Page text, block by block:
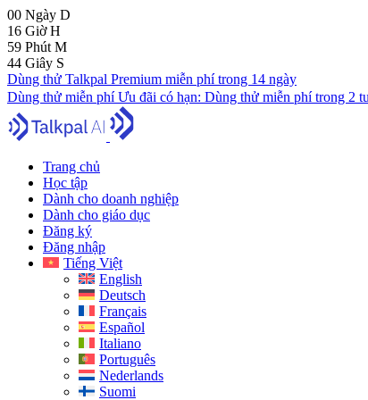
00 Ngày D
16 GiờH
59 Phút M
44 Giây S
Dùng thử Talkpal Premium miễn phí trong 14 ngày
Dùng thử miễn phíƯu đãi có hạn: Dùng thử miễn phí trong 2
Trang chủ
Học tập
Dành cho doanh nghiệp
Dành cho giáo dục
Đăng ký
Đăng nhập
Tiếng Việt
English
Deutsch
Français
Español
Italiano
Português
Nederlands
Suomi